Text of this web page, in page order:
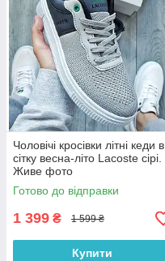
Чоловічі кросівки літні кеди в
сітку весна-літо Lacoste сірі.
Живе фото
Готово до відправки
1 399 ₴ 1 599 ₴
Купити